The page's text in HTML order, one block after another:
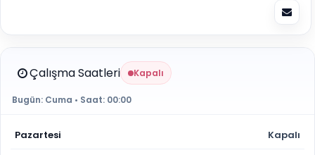
Çalışma Saatleri Kapalı
Bugün: Cuma • Saat: 00:00
Pazartesi Kapalı